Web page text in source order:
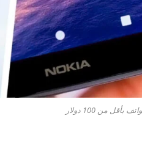
بأقل من 100 دولار